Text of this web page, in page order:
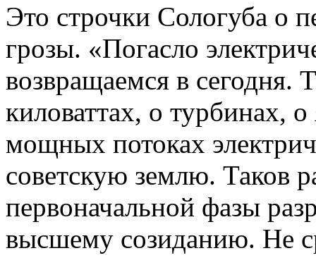
Это строчки Сологуба о
грозы. «Погасло
возвращаемся в сегодня.
киловаттах, о турбинах,
мощных потоках
советскую землю. Таков
первоначальной фазы
высшему созиданию. Не